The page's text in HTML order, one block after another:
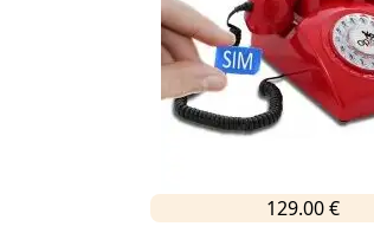
129.00 €